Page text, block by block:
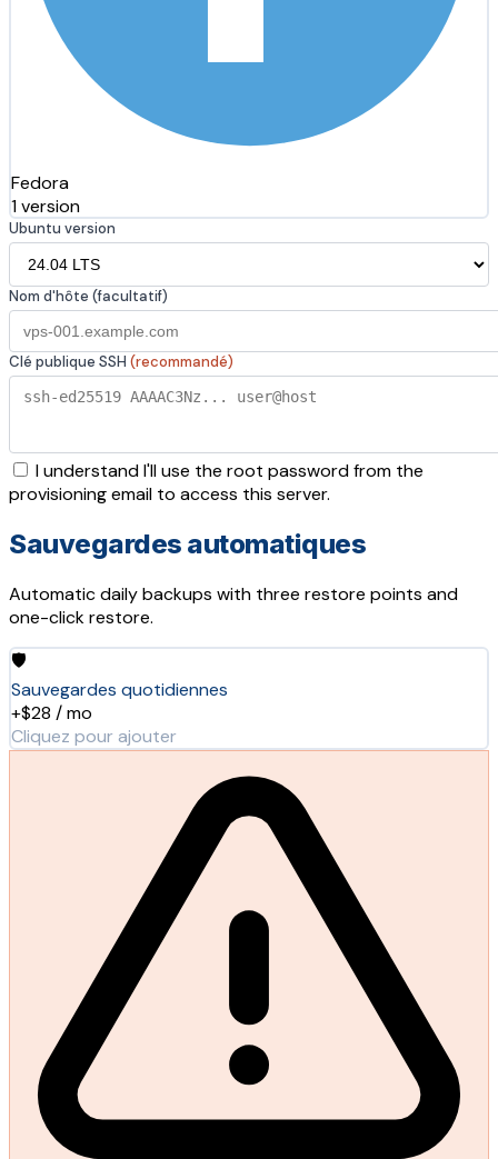
Fedora
1 version
Ubuntu version
Nom d'hôte (facultatif)
Clé publique SSH (recommandé)
I understand I'll use the root password from the
provisioning email to access this server.
Sauvegardes automatiques
Automatic daily backups with three restore points and
one-click restore.
🛡️
Sauvegardes quotidiennes
+$28 / mo
Cliquez pour ajouter